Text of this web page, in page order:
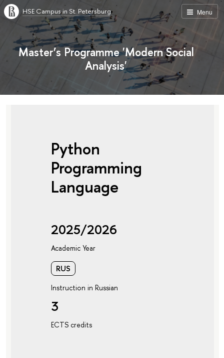
Menu
HSE Campus in St. Petersburg
Master’s Programme 'Modern Social
Analysis'
Python
Programming
Language
2025/2026
Academic Year
RUS
Instruction in Russian
3
ECTS credits